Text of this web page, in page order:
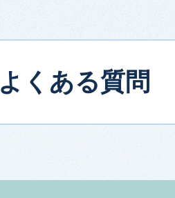
よくある質問